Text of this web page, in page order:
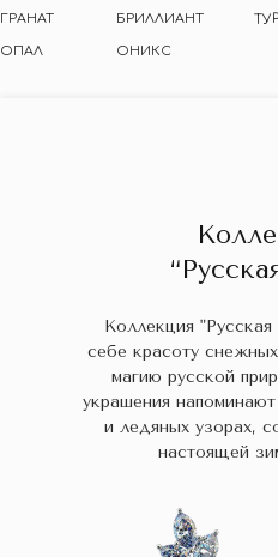
ГРАНАТ БРИЛЛИАНТ
ОНИКС
ОПАЛ
Коллекция
себе красоту
магию русской
украшения
и ледяных узорах,
настоящей